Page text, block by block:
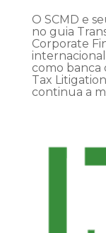
O SCMD e
no guia
Corporate
como banca
Tax
continua a